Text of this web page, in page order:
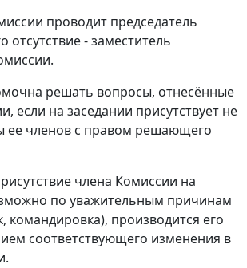
проводит председатель
отсутствие - заместитель
решать вопросы, отнесённые
если на заседании присутствует не
ее членов с правом решающего
члена Комиссии на
по уважительным причинам
командировка), производится его
соответствующего изменения в